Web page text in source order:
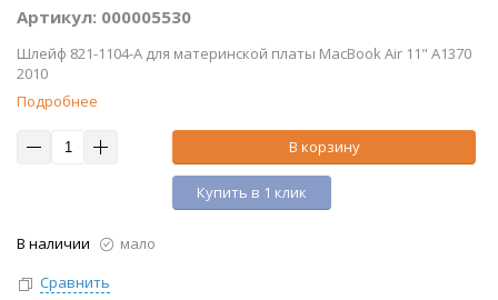
Артикул: 000005530
Шлейф 821-1104-A для материнской платы MacBook Air 11" A1370
2010
Подробнее
В корзину
Купить в 1 клик
В наличии
мало
Сравнить